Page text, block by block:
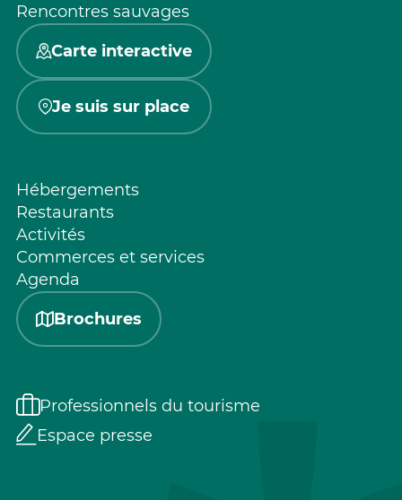
Rencontres sauvages
Carte interactive
Je suis sur place
Hébergements
Restaurants
Activités
Commerces et services
Agenda
Brochures
Professionnels du tourisme
Espace presse